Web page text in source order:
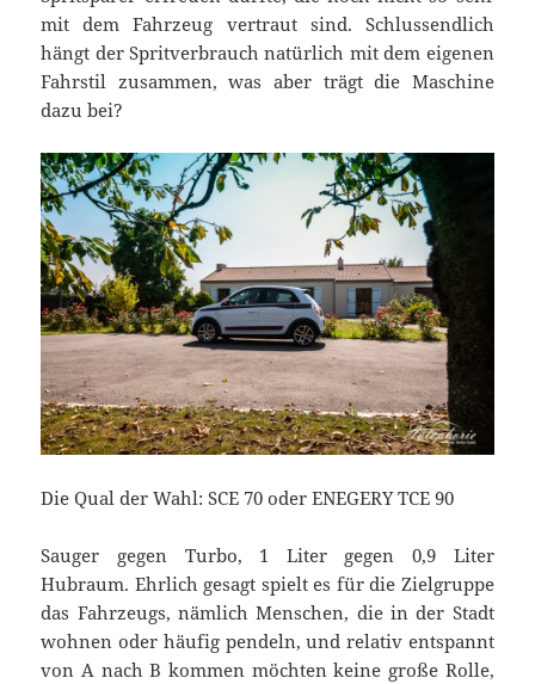
mit dem Fahrzeug vertraut sind. Schlussendlich
hängt der Spritverbrauch natürlich mit dem eigenen
Fahrstil zusammen, was aber trägt die Maschine
dazu bei?
Die Qual der Wahl: SCE 70 oder ENEGERY TCE 90
Sauger gegen Turbo, 1 Liter gegen 0,9 Liter
Hubraum. Ehrlich gesagt spielt es für die Zielgruppe
das Fahrzeugs, nämlich Menschen, die in der Stadt
wohnen oder häufig pendeln, und relativ entspannt
von A nach B kommen möchten keine große Rolle,